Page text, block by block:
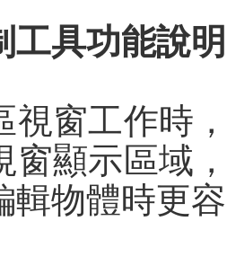
工具功能說明
視窗工作時
窗顯示區域
輯物體時更